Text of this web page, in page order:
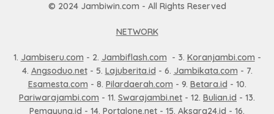
© 2024 Jambiwin.com - All Rights Reserved
NETWORK
1. Jambiseru.com - 2. Jambiflash.com - 3. Koranjambi.com -
4. Angsoduo.net- 5. Lajuberita.id - 6. Jambikata.com - 7.
Esamesta.com - 8. Pilardaerah.com - 9. Betara.id - 10.
Pariwarajambi.com - 11. Swarajambi.net - 12. Bulian.id - 13.
Pemayung.id - 14. Portalone.net - 15. Aksara24.id - 16.